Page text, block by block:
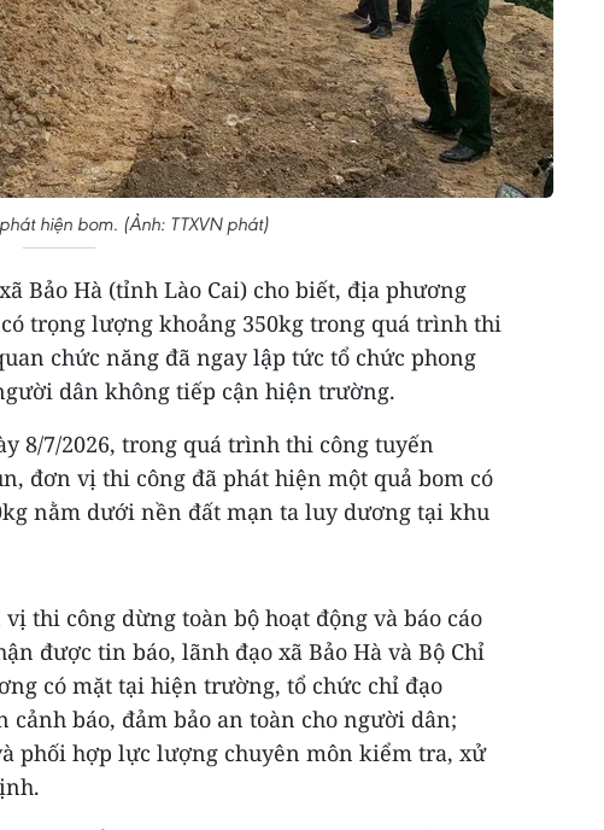
hiện bom. (Ảnh: TTXVN phát)
Bảo Hà (tỉnh Lào Cai) cho biết, địa phương
trọng lượng khoảng 350kg trong quá trình thi
chức năng đã ngay lập tức tổ chức phong
dân không tiếp cận hiện trường.
8/7/2026, trong quá trình thi công tuyến
đơn vị thi công đã phát hiện một quả bom có
nằm dưới nền đất mạn ta luy dương tại khu
thi công dừng toàn bộ hoạt động và báo cáo
được tin báo, lãnh đạo xã Bảo Hà và Bộ Chỉ
có mặt tại hiện trường, tổ chức chỉ đạo
cảnh báo, đảm bảo an toàn cho người dân;
phối hợp lực lượng chuyên môn kiểm tra, xử